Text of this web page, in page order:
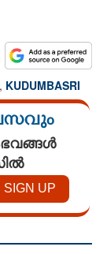
, KUDUMBASRI